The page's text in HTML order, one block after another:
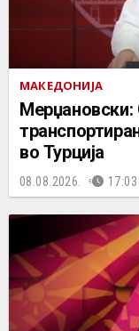
МАКЕДОНИЈА
Мерџановски:
во Турција
08.08.2026. 17:03